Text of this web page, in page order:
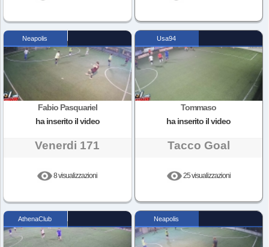
Neapolis
Fabio Pasquariel
ha inserito il video
Venerdi 171
8 visualizzazioni
Usa94
Tommaso
ha inserito il video
Tacco Goal
25 visualizzazioni
AthenaClub Neapolis